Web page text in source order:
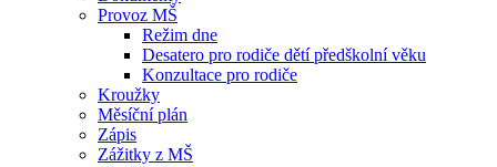
Provoz MŠ
Režim dne
Desatero pro rodiče dětí předškolní věku
Konzultace pro rodiče
Kroužky
Měsíční plán
Zápis
Zážitky z MŠ